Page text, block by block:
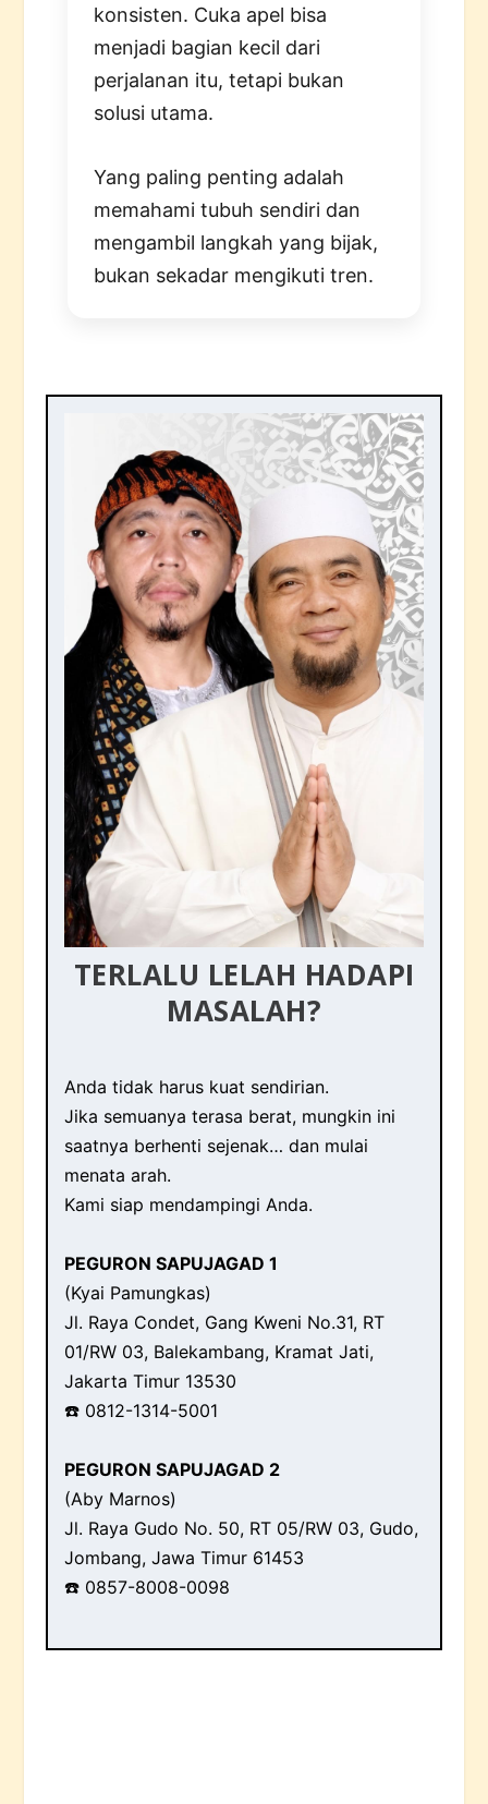
konsisten. Cuka apel bisa
menjadi bagian kecil dari
perjalanan itu, tetapi bukan
solusi utama.
Yang paling penting adalah
memahami tubuh sendiri dan
mengambil langkah yang bijak,
bukan sekadar mengikuti tren.
TERLALU LELAH HADAPI
MASALAH?
Anda tidak harus kuat sendirian.
Jika semuanya terasa berat, mungkin ini
saatnya berhenti sejenak… dan mulai
menata arah.
Kami siap mendampingi Anda.
PEGURON SAPUJAGAD 1
(Kyai Pamungkas)
Jl. Raya Condet, Gang Kweni No.31, RT
01/RW 03, Balekambang, Kramat Jati,
Jakarta Timur 13530
☎️ 0812-1314-5001
PEGURON SAPUJAGAD 2
(Aby Marnos)
Jl. Raya Gudo No. 50, RT 05/RW 03, Gudo,
Jombang, Jawa Timur 61453
☎️ 0857-8008-0098